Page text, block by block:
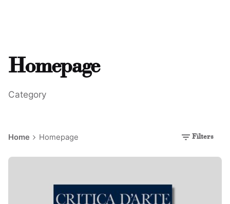
Homepage
Category
Home Homepage Filters